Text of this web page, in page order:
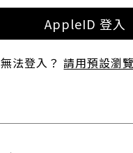
AppleID 登入
無法登入？請用預設瀏